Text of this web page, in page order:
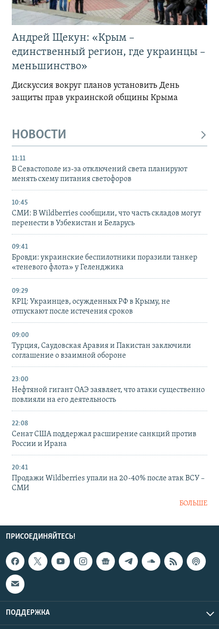
Андрей Щекун: «Крым –
единственный регион, где украинцы –
меньшинство»
Дискуссия вокруг планов установить День
защиты прав украинской общины Крыма
НОВОСТИ
11:11
В Севастополе из-за отключений света планируют
менять схему питания светофоров
10:45
СМИ: В Wildberries сообщили, что часть складов могут
перенести в Узбекистан и Беларусь
09:41
Бровди: украинские беспилотники поразили танкер
«теневого флота» у Геленджика
09:29
КРЦ: Украинцев, осужденных РФ в Крыму, не
отпускают после истечения сроков
09:00
Турция, Саудовская Аравия и Пакистан заключили
соглашение о взаимной обороне
23:00
Нефтяной гигант ОАЭ заявляет, что атаки существенно
повлияли на его деятельность
22:08
Сенат США поддержал расширение санкций против
России и Ирана
20:41
Продажи Wildberries упали на 20-40% после атак ВСУ –
СМИ
БОЛЬШЕ
ПРИСОЕДИНЯЙТЕСЬ!
ПОДДЕРЖКА